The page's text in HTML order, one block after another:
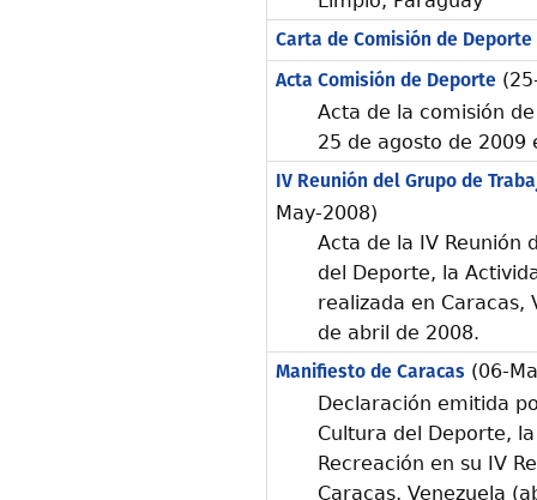
Carta de Comisión de Deporte
Acta Comisión de Deporte
Acta de la comisión
25 de agosto de 2009
IV Reunión del Grupo de
May-2008)
Acta de la IV Reunión
del Deporte, la
realizada en Caracas,
de abril de 2008.
Manifiesto de Caracas (06-
Declaración emitida
Cultura del Deporte,
Recreación en su IV
Caracas, Venezuela